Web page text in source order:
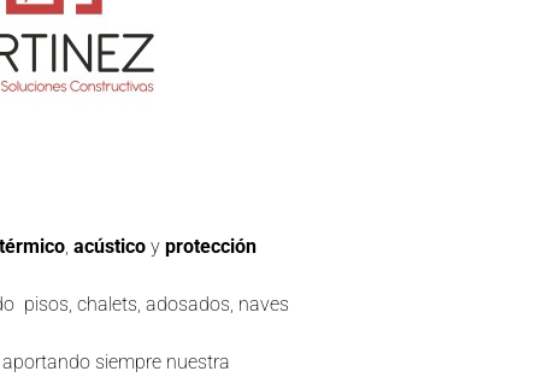
, acústico y protección
pisos, chalets, adosados, naves
siempre nuestra